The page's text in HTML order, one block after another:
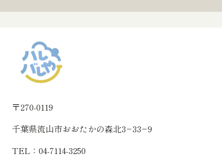
〒270-0119
千葉県流山市おおたかの森北3−33−9
TEL：04-7114-3250